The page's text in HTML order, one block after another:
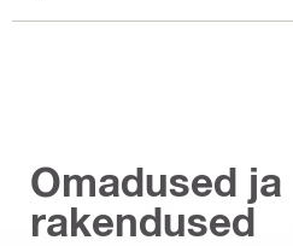
Omadused ja
rakendused